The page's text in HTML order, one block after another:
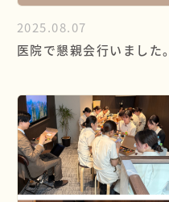
2025.08.07
医院で懇親会行いました。